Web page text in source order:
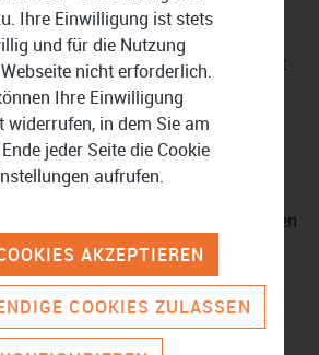
an Ihre Anforderungen an
Ihre Filme in einem
Erlebnis. Der PC-Modus ist
auf dem Computer oder
Im HDR10 Modus (
Sie von verbesserten
und Bildraten auf HDR10-
Das Vorschau-Fenster erlaubt es
. Verwenden
zu Ihren Lieblingsmomenten zu
6 Ultra für Mac - 2
Ihre Einwilligung ist stets
und für die Nutzung
nicht erforderlich.
Ihre Einwilligung
widerrufen, in dem Sie am
jeder Seite die Cookie
aufrufen.
COOKIES ZULASSEN
AKZEPTIEREN